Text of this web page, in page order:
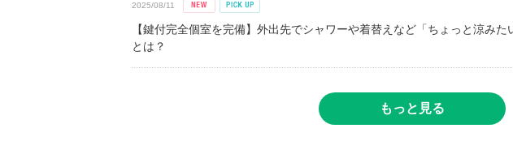
2025/08/11
【鍵付完全個室を完備】外出先でシャワーや着替えなど「ちょっと涼み
とは？
もっと見る